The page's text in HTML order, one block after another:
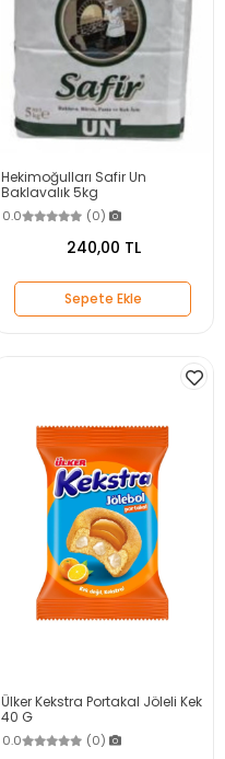
Hekimoğulları Safir Un
Baklavalık 5kg
0.0 (0)
240,00 TL
Sepete Ekle
Ülker Kekstra Portakal Jöleli Kek
40 G
0.0 (0)